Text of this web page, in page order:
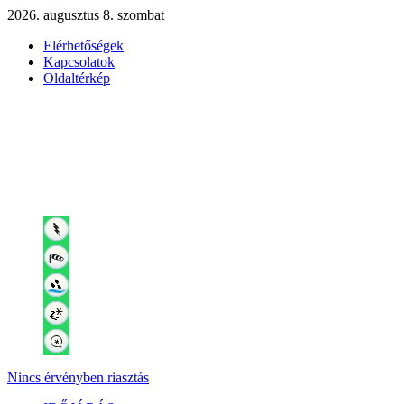
2026. augusztus 8. szombat
Elérhetőségek
Kapcsolatok
Oldaltérkép
Nincs érvényben riasztás